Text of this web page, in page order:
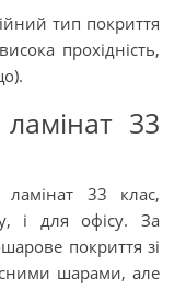
тип покриття
прохідність,
33
ламінат 33 клас,
і для офісу. За
покриття зі
шарами, але